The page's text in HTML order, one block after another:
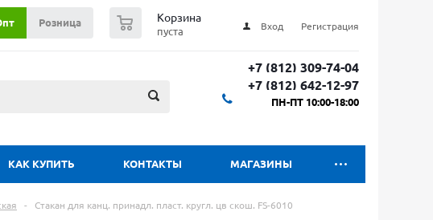
Вход Регистрация
Корзина
пуста
Розница
+7 (812) 309-74-04
+7 (812) 642-12-97
ПН-ПТ 10:00-18:00
КАК КУПИТЬ КОНТАКТЫ МАГАЗИНЫ
- Стакан для канц. принадл. пласт. кругл. цв скош. FS-6010